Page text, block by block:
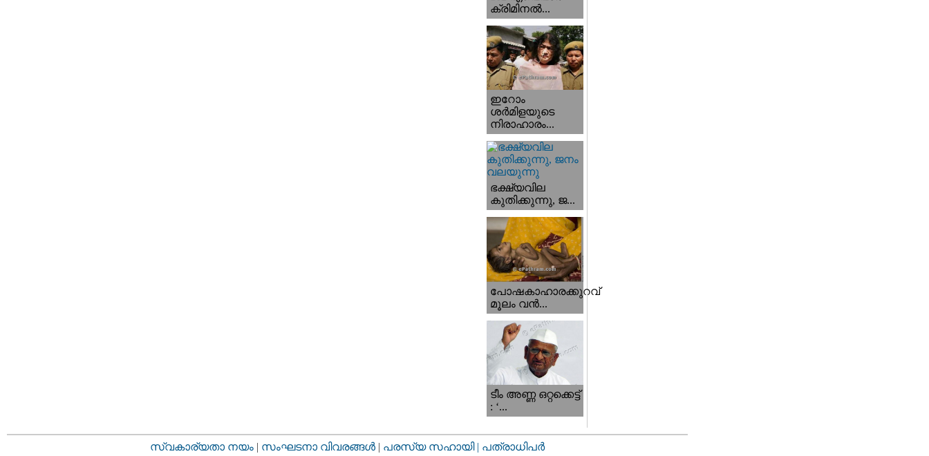
ക്രിമിനല്‍...
ഇറോം
ശര്‍മിളയുടെ
നിരാഹാരം...
ഭക്ഷ്യവില
കുതിക്കുന്നു, ജ...
പോഷകാഹാരക്കുറവ്
മൂലം വന്‍...
ടീം അണ്ണ ഒറ്റക്കെട്ട്
: ‘...
സ്വകാര്യതാ നയം | സംഘടനാ വിവരങ്ങള്‍ | പരസ്യ സഹായി | പത്രാധിപര്‍